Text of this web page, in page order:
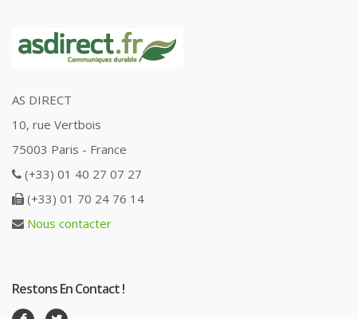
AS DIRECT
10, rue Vertbois
75003 Paris - France
(+33) 01 40 27 07 27
(+33) 01 70 24 76 14
Nous contacter
Restons En Contact !